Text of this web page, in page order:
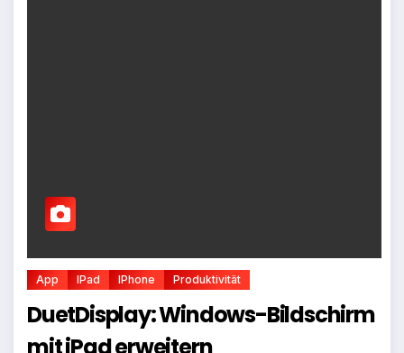
App IPad IPhone Produktivität
DuetDisplay: Windows-Bildschirm